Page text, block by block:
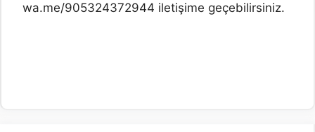
wa.me/905324372944 iletişime geçebilirsiniz.